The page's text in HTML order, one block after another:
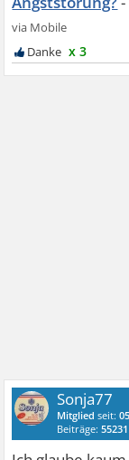
x 3
Sonja77
Mitglied seit:
Beiträge:55231